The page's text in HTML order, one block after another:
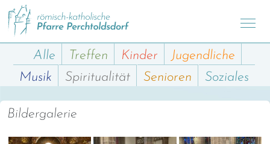
Alle Treffen Kinder
Jugendliche
Musik
Spiritualität Senioren Soziales
Bildergalerie